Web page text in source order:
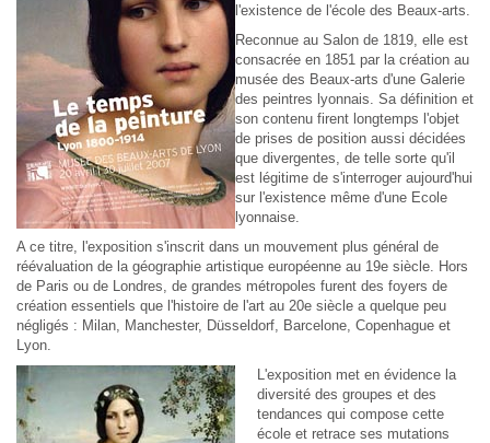
l'existence de l'école des Beaux-arts.
Reconnue au Salon de 1819, elle est
consacrée en 1851 par la création au
musée des Beaux-arts d'une Galerie
des peintres lyonnais. Sa définition et
son contenu firent longtemps l'objet
de prises de position aussi décidées
que divergentes, de telle sorte qu'il
est légitime de s'interroger aujourd'hui
sur l'existence même d'une Ecole
lyonnaise.
A ce titre, l'exposition s'inscrit dans un mouvement plus général de
réévaluation de la géographie artistique européenne au 19e siècle. Hors
de Paris ou de Londres, de grandes métropoles furent des foyers de
création essentiels que l'histoire de l'art au 20e siècle a quelque peu
négligés : Milan, Manchester, Düsseldorf, Barcelone, Copenhague et
Lyon.
L'exposition met en évidence la
diversité des groupes et des
tendances qui compose cette
école et retrace ses mutations